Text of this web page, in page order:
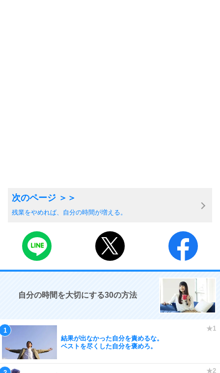
残業をやめれば、自分の時間が増える。
自分の時間を大切にする30の方法
結果が出なかった自分を責めるな。
ベストを尽くした自分を褒めろ。